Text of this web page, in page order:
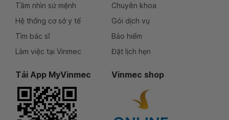
Tầm nhìn sứ mệnh
Hệ thống cơ sở y tế
Tìm bác sĩ
Làm việc tại Vinmec
Chuyên khoa
Gói dịch vụ
Bảo hiểm
Đặt lịch hẹn
Tải App MyVinmec Vinmec shop